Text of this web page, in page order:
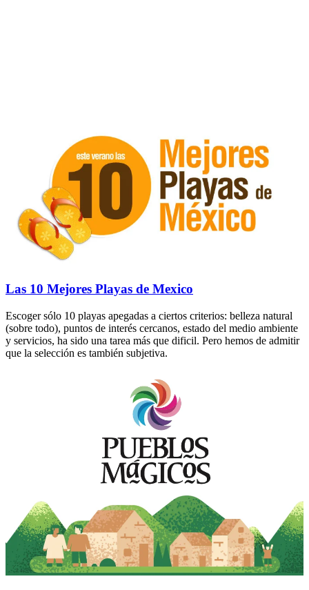
Las 10 Mejores Playas de Mexico
Escoger sólo 10 playas apegadas a ciertos criterios: belleza natural
(sobre todo), puntos de interés cercanos, estado del medio ambiente
y servicios, ha sido una tarea más que dificil. Pero hemos de admitir
que la selección es también subjetiva.